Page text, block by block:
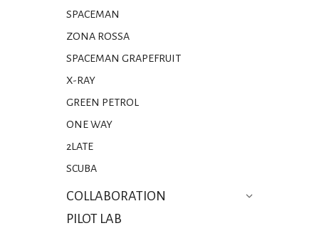
SPACEMAN
ZONA ROSSA
SPACEMAN GRAPEFRUIT
X-RAY
GREEN PETROL
ONE WAY
2LATE
SCUBA
COLLABORATION
PILOT LAB